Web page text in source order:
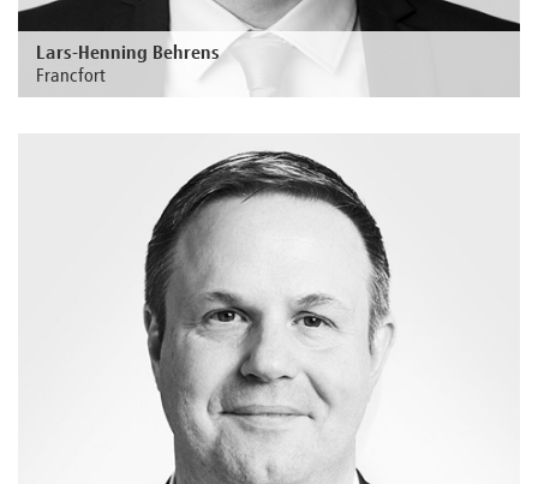
Lars-Henning Behrens
Francfort